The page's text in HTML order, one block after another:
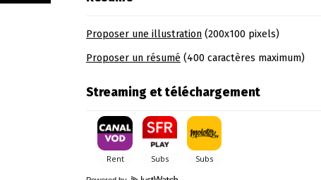
Proposer une illustration (200x100 pixels)
Proposer un résumé (400 caractères maximum)
Streaming et téléchargement